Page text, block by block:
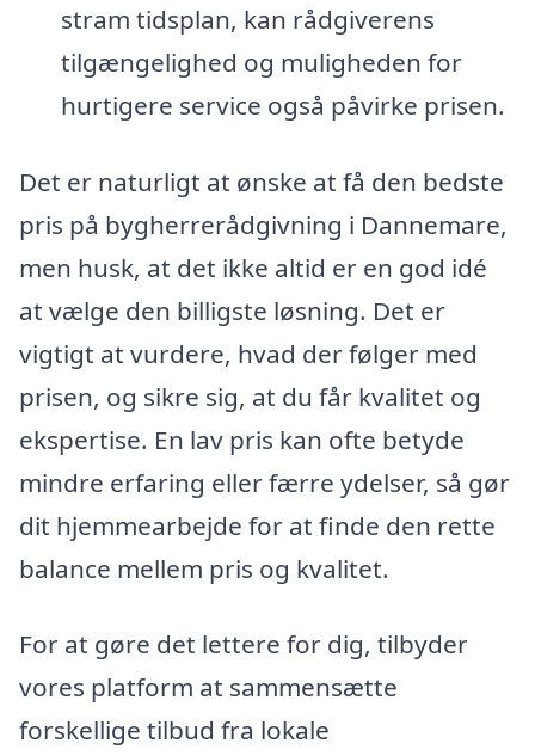
stram tidsplan, kan rådgiverens
tilgængelighed og muligheden for
hurtigere service også påvirke prisen.
Det er naturligt at ønske at få den bedste
pris på bygherrerådgivning i Dannemare,
men husk, at det ikke altid er en god idé
at vælge den billigste løsning. Det er
vigtigt at vurdere, hvad der følger med
prisen, og sikre sig, at du får kvalitet og
ekspertise. En lav pris kan ofte betyde
mindre erfaring eller færre ydelser, så gør
dit hjemmearbejde for at finde den rette
balance mellem pris og kvalitet.
For at gøre det lettere for dig, tilbyder
vores platform at sammensætte
forskellige tilbud fra lokale